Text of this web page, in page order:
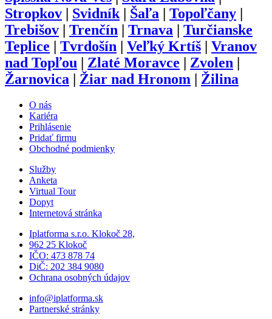
Stropkov
Svidník| Šaľa Topoľčany
Trebišov
Trenčín Trnava
Turčianske
Teplice
Tvrdošín Veľký Krtíš
Vranov
nad Topľou
Zlaté Moravce Zvolen
Žarnovica
Žiar nad Hronom Žilina
O nás
Kariéra
Prihlásenie
Pridať firmu
Obchodné podmienky
Služby
Anketa
Virtual Tour
Dopyt
Internetová stránka
Iplatforma s.r.o. Klokoč 28,
962 25 Klokoč
IČO: 473 878 74
DiČ: 202 384 9080
Ochrana osobných údajov
info@iplatforma.sk
Partnerské stránky